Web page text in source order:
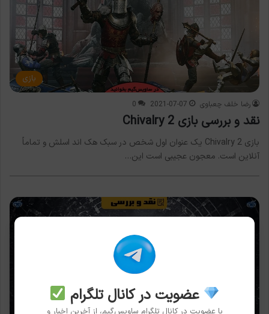
بازی
رضا خلف چعباوی 2021-07-07
0
نقد و بررسی بازی Chivalry 2
بازی Chivalry 2 یک عنوان اول شخص در سبک هک اند اسلش و تماماً
آنلاین است. معجون عجیبی است این…
عضویت در کانال تلگرام
با عضویت در کانال تلگرام ساویس‌گیم، از آخرین اخبار و